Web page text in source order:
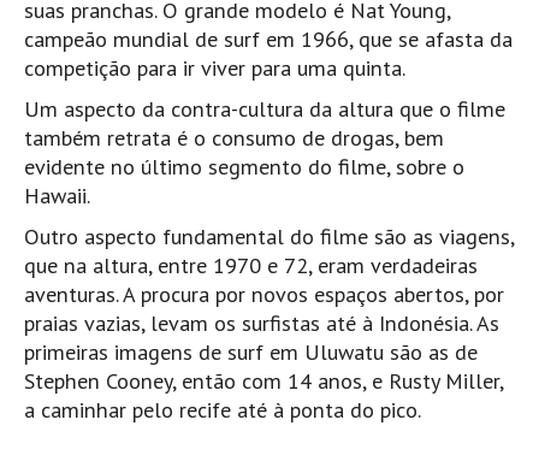
Seixal HD
BALI / INDONÉSIA
Bali - Keramas HD
Bali - Uluwatu HD
Ver Todas
Entrevistas
Nacionais
Internacionais
Exclusivas
Perfil da semana
suas pranchas. O grande modelo é Nat Young,
campeão mundial de surf em 1966, que se afasta da
competição para ir viver para uma quinta.
Um aspecto da contra-cultura da altura que o filme
também retrata é o consumo de drogas, bem
evidente no último segmento do filme, sobre o
Hawaii.
Outro aspecto fundamental do filme são as viagens,
que na altura, entre 1970 e 72, eram verdadeiras
aventuras. A procura por novos espaços abertos, por
praias vazias, levam os surfistas até à Indonésia. As
primeiras imagens de surf em Uluwatu são as de
Stephen Cooney, então com 14 anos, e Rusty Miller,
a caminhar pelo recife até à ponta do pico.